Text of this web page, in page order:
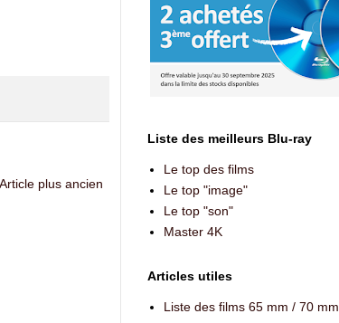
Article plus ancien
Liste des meilleurs Blu-ray
Le top des films
Le top "image"
Le top "son"
Master 4K
Articles utiles
Liste des films 65 mm / 70 mm